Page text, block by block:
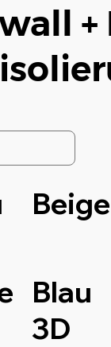
+
Beige
Blau
3D